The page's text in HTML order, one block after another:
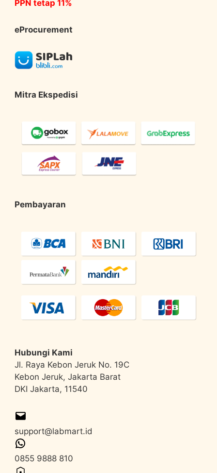
PPN tetap 11%
eProcurement
Mitra Ekspedisi
Pembayaran
Hubungi Kami
Jl. Raya Kebon Jeruk No. 19C
Kebon Jeruk, Jakarta Barat
DKI Jakarta, 11540
support@labmart.id
0855 9888 810